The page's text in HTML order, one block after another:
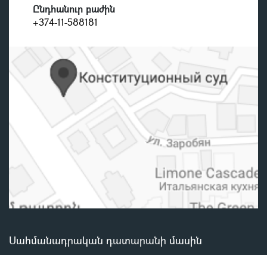
Ընդհանուր բաժին
+374-11-588181
Սահմանադրական դատարանի մասին